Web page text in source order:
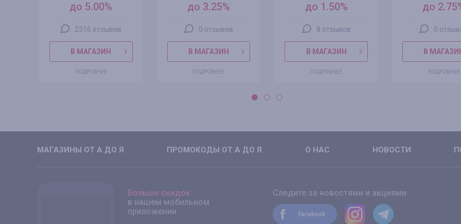
до 5.00%
2316 отзывов
В МАГАЗИН
ПОДРОБНЕЕ
до 3.25%
0 отзывов
В МАГАЗИН
ПОДРОБНЕЕ
до 1.50%
8 отзывов
В МАГАЗИН
ПОДРОБНЕЕ
до
0
В
ПОДРОБНЕЕ
МАГАЗИНЫ ОТ А ДО Я ПРОМОКОДЫ ОТ А ДО Я О НАС НОВОСТИ
Больше скидок
в нашем мобильном
приложении
Следите за новостями и акциями
facebook